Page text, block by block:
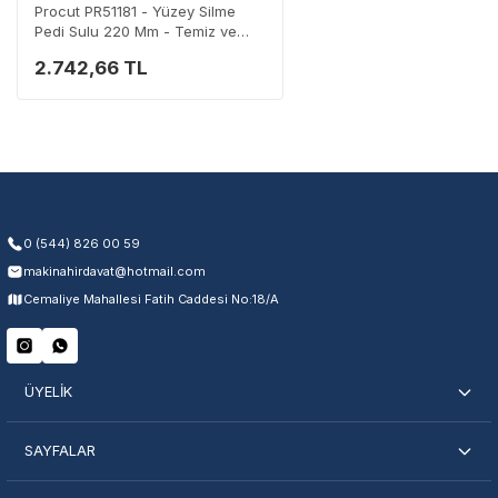
Garanti Kapsamı
Servisi Nasıl Bulurum?
Procut PR51181 - Yüzey Silme
Pedi Sulu 220 Mm - Temiz ve
2.742,66 TL
0 (544) 826 00 59
makinahirdavat@hotmail.com
Cemaliye Mahallesi Fatih Caddesi No:18/A
ÜYELİK
SAYFALAR